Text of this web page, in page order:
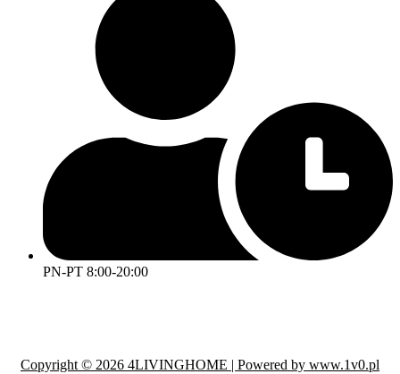
PN-PT 8:00-20:00
Copyright © 2026 4LIVINGHOME | Powered by www.1v0.pl